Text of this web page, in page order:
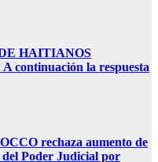
HAITIANOS
continuación la respuesta
rechaza aumento de
Poder Judicial por